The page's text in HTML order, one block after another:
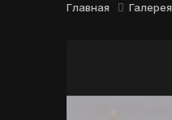
Главная Галерея